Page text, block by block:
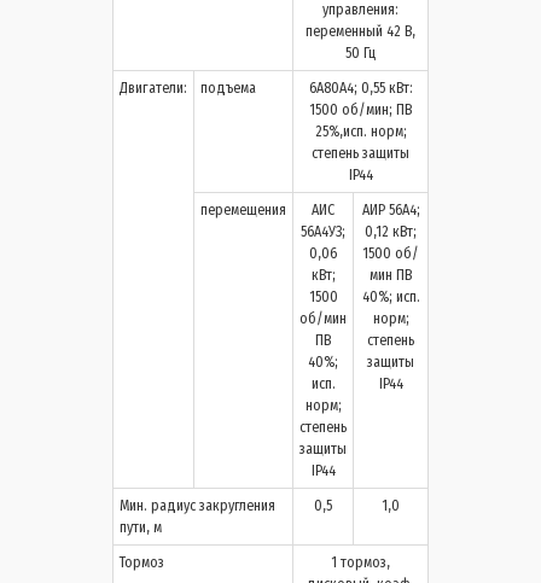
управления:
переменный 42 В,
50 Гц
Двигатели: подъема
6А80А4; 0,55 кВт:
1500 об/мин; ПВ
25%,исп. норм;
степень защиты
IP44
перемещения
АИС
56А4УЗ;
0,06
кВт;
1500
об/мин
ПВ
40%;
исп.
норм;
степень
защиты
IP44
АИР 56А4;
0,12 кВт;
1500 об/
мин ПВ
40%; исп.
норм;
степень
защиты
IP44
Мин. радиус закругления
пути, м
0,5 1,0
Тормоз
1 тормоз,